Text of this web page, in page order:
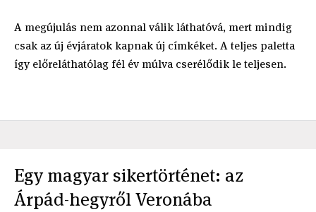
A megújulás nem azonnal válik láthatóvá, mert mindig
csak az új évjáratok kapnak új címkéket. A teljes paletta
így előreláthatólag fél év múlva cserélődik le teljesen.
Egy magyar sikertörténet: az
Árpád-hegyről Veronába